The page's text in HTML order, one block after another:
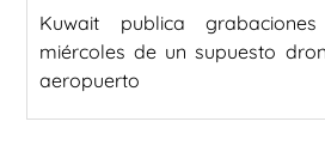
Kuwait publica
miércoles de un supuesto
aeropuerto